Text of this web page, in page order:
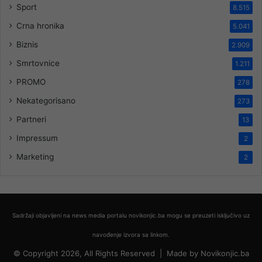
Sport 8.515
Crna hronika 5.041
Biznis 2.909
Smrtovnice 1.211
PROMO 278
Nekategorisano 273
Partneri 13
Impressum 2
Marketing 2
Sadržaji objavljeni na news media portalu novikonjic.ba mogu se preuzeti isključivo uz
navođenje izvora sa linkom.
© Copyright 2026, All Rights Reserved | Made by Novikonjic.ba